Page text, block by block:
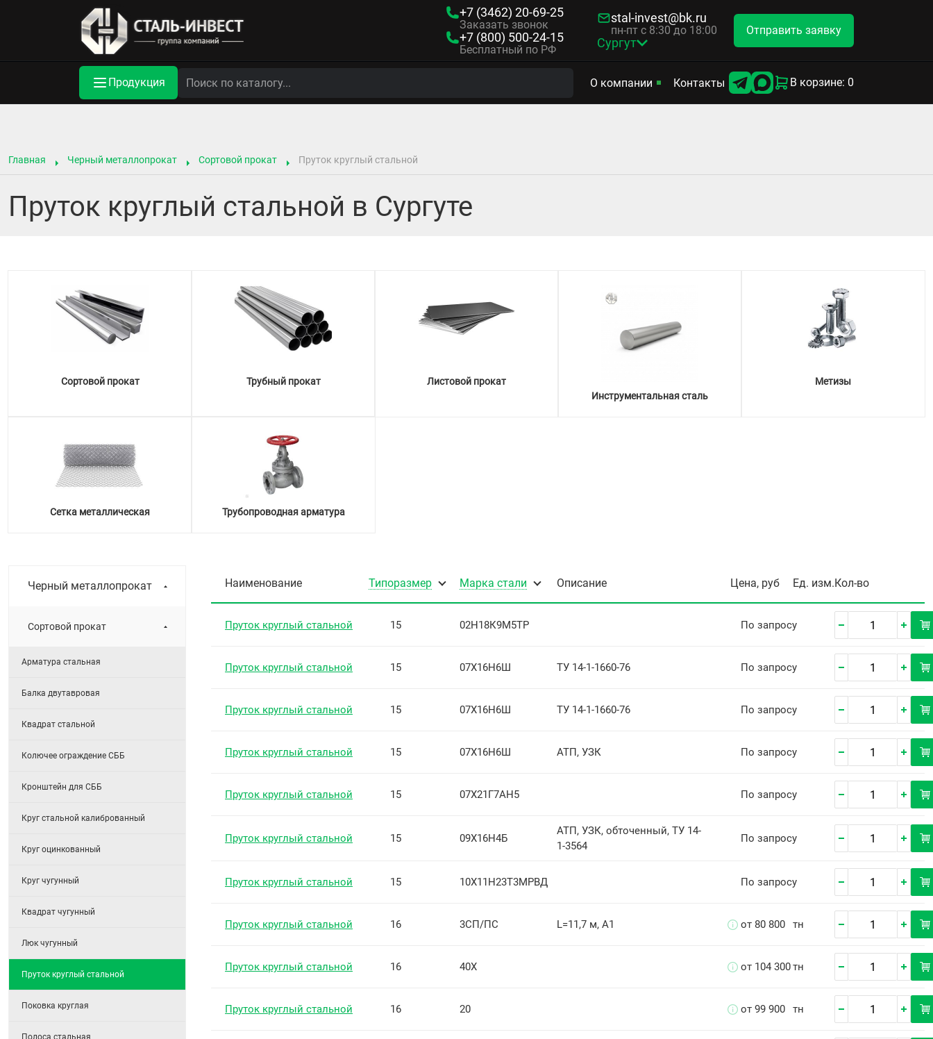
+7 (3462) 20-69-25
Заказать звонок
+7 (800) 500-24-15
Бесплатный по РФ
stal-invest@bk.ru
пн-пт с 8:30 до 18:00
Сургут
Отправить заявку
Продукция О компании Контакты В корзине: 0
Главная Черный металлопрокат Сортовой прокат Пруток круглый стальной
Пруток круглый стальной в Сургуте
Сортовой прокат Трубный прокат
Листовой прокат
Инструментальная сталь
Метизы
Сетка металлическая Трубопроводная арматура
Черный металлопрокат
Сортовой прокат
Арматура стальная
Балка двутавровая
Квадрат стальной
Колючее ограждение СББ
Кронштейн для СББ
Круг стальной калиброванный
Круг оцинкованный
Круг чугунный
Квадрат чугунный
Люк чугунный
Пруток круглый стальной
Поковка круглая
Наименование Типоразмер Марка стали Описание Цена, руб Ед. изм. Кол-во
Пруток круглый стальной 15 02Н18К9М5ТР По запросу
Пруток круглый стальной 15 07Х16Н6Ш ТУ 14-1-1660-76 По запросу
Пруток круглый стальной 15 07Х16Н6Ш ТУ 14-1-1660-76 По запросу
Пруток круглый стальной 15 07Х16Н6Ш АТП, УЗК По запросу
Пруток круглый стальной 15 07Х21Г7АН5 По запросу
Пруток круглый стальной 15 09Х16Н4Б
АТП, УЗК, обточенный, ТУ 14-
1-3564
По запросу
Пруток круглый стальной 15 10Х11Н23Т3МРВД По запросу
Пруток круглый стальной 16 3СП/ПС L=11,7 м, А1 от 80 800 тн
Пруток круглый стальной 16 40Х от 104 300тн
Пруток круглый стальной 16 20 от 99 900 тн